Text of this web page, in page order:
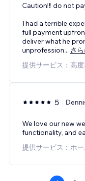
Caution!!! do not
I had a terrible
full payment
deliver what he
unprofession... さ
提供サービス：高
5
We love our new
functionality, and
提供サービス：ホ